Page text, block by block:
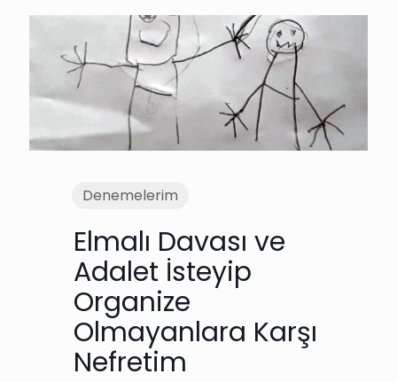
Denemelerim
Elmalı Davası ve
Adalet İsteyip
Organize
Olmayanlara Karşı
Nefretim